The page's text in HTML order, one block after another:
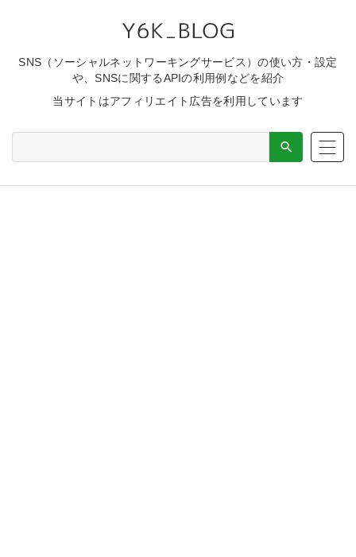
SNS（ソーシャルネットワーキングサービス）の使い方・設定
や、SNSに関するAPIの利用例などを紹介
当サイトはアフィリエイト広告を利用しています